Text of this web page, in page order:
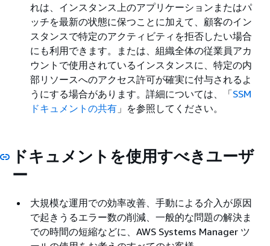
れは、インスタンス上のアプリケーションまたはパ
ッチを最新の状態に保つことに加えて、顧客のイン
スタンスで特定のアクティビティを拒否したい場合
にも利用できます。または、組織全体の従業員アカ
ウントで使用されているインスタンスに、特定の内
部リソースへのアクセス許可が確実に付与されるよ
うにする場合があります。詳細については、「SSM
ドキュメントの共有 」を参照してください。
ドキュメントを使用すべきユーザ
ー
大規模な運用での効率改善、手動による介入が原因
で起きうるエラー数の削減、一般的な問題の解決ま
での時間の短縮などに、AWS Systems Manager ツ